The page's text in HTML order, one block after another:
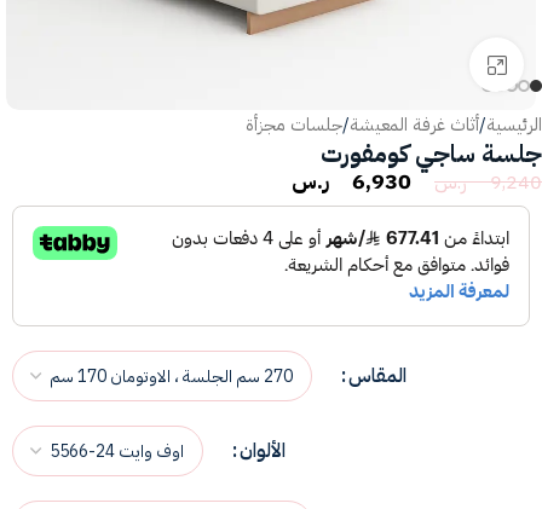
الرئيسية/أثاث غرفة المعيشة/جلسات مجزأة
جلسة ساجي كومفورت
9,240 ر.س 6,930 ر.س
المقاس
الألوان